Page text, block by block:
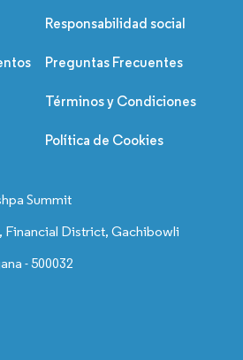
Responsabilidad social
Preguntas Frecuentes
Términos y Condiciones
Política de Cookies
Summit
Financial District, Gachibowli
- 500032